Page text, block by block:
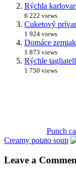
Rýchla
6 222 views
Cuketový
1 924 views
Domáce
1 873 views
Rýchle
1 750 views
Punch
Creamy potato soup
Leave a